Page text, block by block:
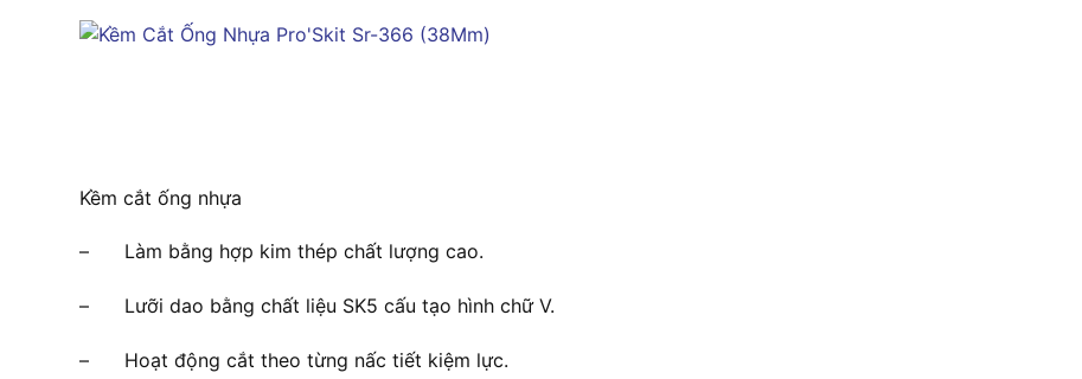
Kềm cắt ống nhựa
– Làm bằng hợp kim thép chất lượng cao.
– Lưỡi dao bằng chất liệu SK5 cấu tạo hình chữ V.
– Hoạt động cắt theo từng nấc tiết kiệm lực.